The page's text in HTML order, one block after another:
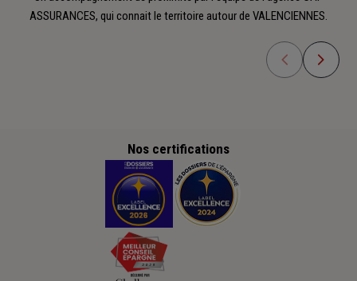
ASSURANCES, qui connait le territoire autour de VALENCIENNES.
Nos certifications